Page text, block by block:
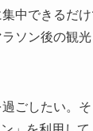
中できるだ
ソン後の観
ごしたい。